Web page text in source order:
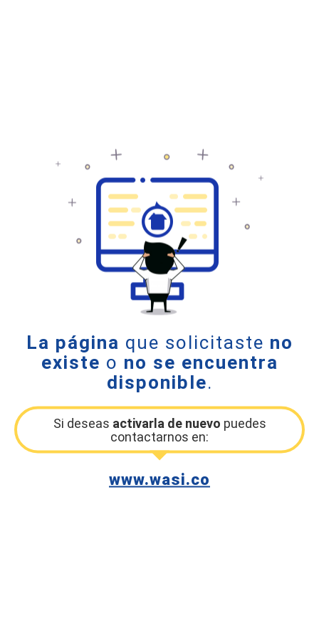
La página que solicitaste no
existe o no se encuentra
disponible.
Si deseas activarla de nuevo puedes
contactarnos en:
www.wasi.co